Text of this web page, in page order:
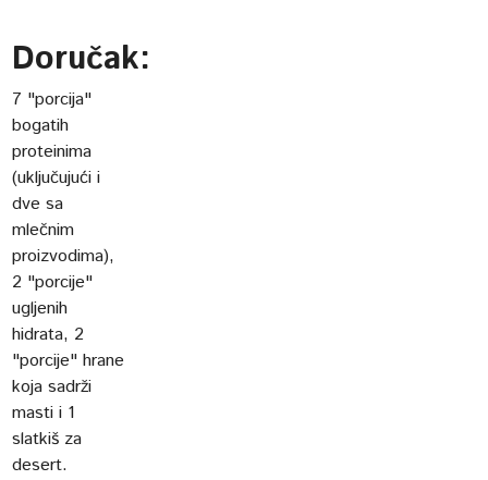
Doručak:
7 "porcija"
bogatih
proteinima
(uključujući i
dve sa
mlečnim
proizvodima),
2 "porcije"
ugljenih
hidrata, 2
"porcije" hrane
koja sadrži
masti i 1
slatkiš za
desert.